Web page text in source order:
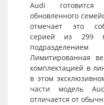
Audi
обновленного
отмечает это
серией из 299
Лимитированная
комплектацией в
в этом
части модель
отличается от